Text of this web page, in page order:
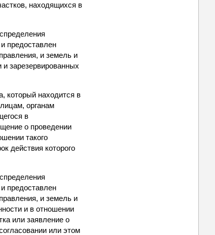
находящихся в
предоставлен
и земель и
зарезервированных
который находится в
органам
в
о проведении
такого
действия которого
предоставлен
и земель и
и в отношении
или заявление о
или этом